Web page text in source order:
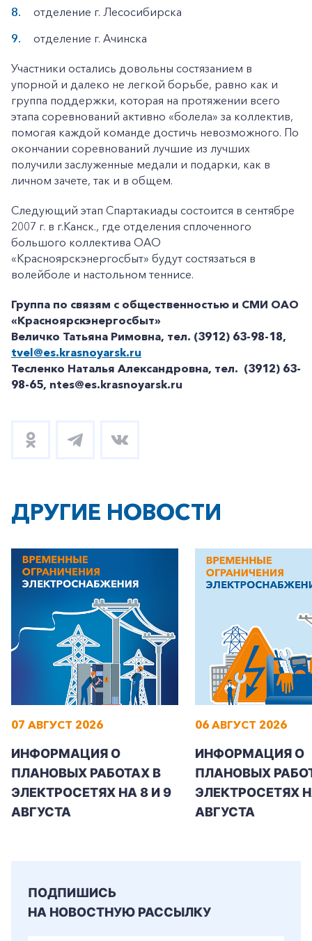
+7-800-700-24-57
Заказать обратный звонок
Частным клиентам
отделение г. Лесосибирска
отделение г. Ачинска
Участники остались довольны состязанием в
упорной и далеко не легкой борьбе, равно как и
группа поддержки, которая на протяжении всего
этапа соревнований активно «болела» за коллектив,
помогая каждой команде достичь невозможного. По
окончании соревнований лучшие из лучших
получили заслуженные медали и подарки, как в
личном зачете, так и в общем.
Следующий этап Спартакиады состоится в сентябре
2007 г. в г.Канск., где отделения сплоченного
большого коллектива ОАО
«Красноярскэнергосбыт» будут состязаться в
волейболе и настольном теннисе.
Группа по связям с общественностью и СМИ ОАО
«Красноярскэнергосбыт»
Величко Татьяна Римовна, тел. (3912) 63-98-18,
tvel@es.krasnoyarsk.ru
Тесленко Наталья Александровна, тел. (3912) 63-
98-65, ntes@es.krasnoyarsk.ru
ДРУГИЕ НОВОСТИ
07 АВГУСТ 2026
ИНФОРМАЦИЯ О
ПЛАНОВЫХ РАБОТАХ В
ЭЛЕКТРОСЕТЯХ НА 8 И 9
АВГУСТА
06 АВГУСТ 2026
ИНФОРМАЦИЯ О
ПЛАНОВЫХ
ЭЛЕКТРОСЕТЯХ
АВГУСТА
ПОДПИШИСЬ
НА НОВОСТНУЮ РАССЫЛКУ